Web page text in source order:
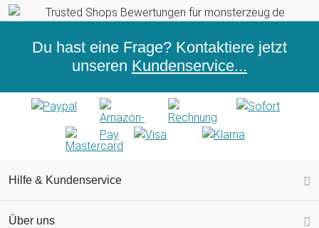
Du hast eine Frage? Kontaktiere jetzt
unseren Kundenservice...
Hilfe & Kundenservice
Über uns